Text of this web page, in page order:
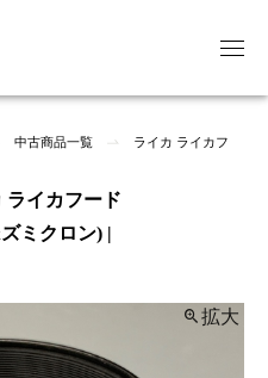
中古商品一覧 ライカ ライカフード
ライカフード
ミクロン) |
拡大